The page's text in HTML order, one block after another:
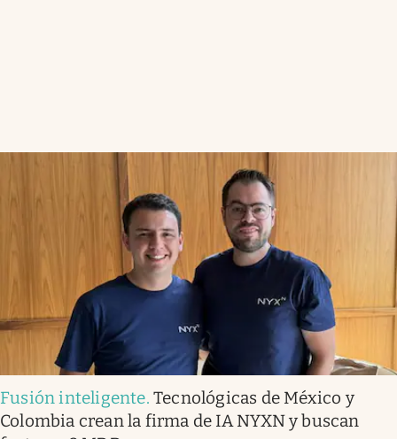
Fusión inteligente.Tecnológicas de México y
Colombia crean la firma de IA NYXN y buscan